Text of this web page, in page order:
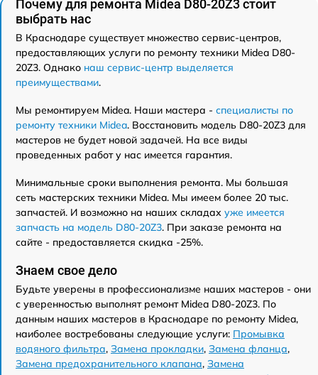
Почему для ремонта Midea D80-20Z3 стоит
выбрать нас
В Краснодаре существует множество сервис-центров,
предоставляющих услуги по ремонту техники Midea D80-
20Z3. Однако наш сервис-центр выделяется
преимуществами.
Мы ремонтируем Midea. Наши мастера - специалисты по
ремонту техники Midea. Восстановить модель D80-20Z3 для
мастеров не будет новой задачей. На все виды
проведенных работ у нас имеется гарантия.
Минимальные сроки выполнения ремонта. Мы большая
сеть мастерских техники Midea. Мы имеем более 20 тыс.
запчастей. И возможно на наших складах уже имеется
запчасть на модель D80-20Z3. При заказе ремонта на
сайте - предоставляется скидка -25%.
Знаем свое дело
Будьте уверены в профессионализме наших мастеров - они
с уверенностью выполнят ремонт Midea D80-20Z3. По
данным наших мастеров в Краснодаре по ремонту Midea,
наиболее востребованы следующие услуги: Промывка
водяного фильтра, Замена прокладки, Замена фланца,
Замена предохранительного клапана, Замена